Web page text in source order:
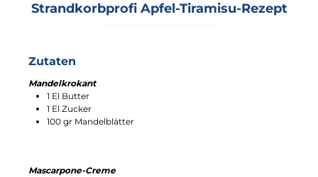
Strandkorbprofi Apfel-Tiramisu-Rezept
Zutaten
Mandelkrokant
1 El Butter
1 El Zucker
100 gr Mandelblätter
Mascarpone-Creme